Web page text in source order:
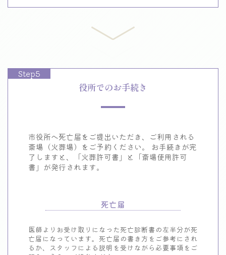
Step5
役所でのお手続き
市役所へ死亡届をご提出いただき、ご利用される
斎場（火葬場）をご予約ください。
お手続きが完
了しますと、「火葬許可書」と「斎場使用許可
書」が発行されます。
死亡届
医師よりお受け取りになった死亡診断書の左半分が死
亡届になっています。死亡届の書き方をご参考にされ
るか、スタッフによる説明を受けながら必要事項をご